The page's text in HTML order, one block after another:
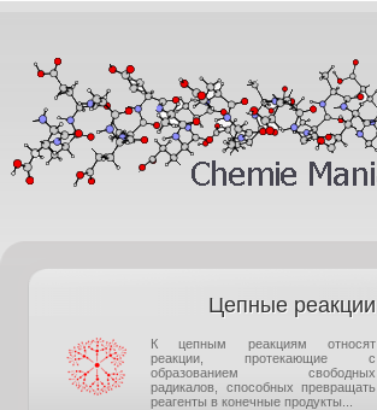
Цепные реакции
К цепным реакциям относят
реакции, протекающие с
образованием свободных
радикалов, способных превращать
реагенты в конечные продукты...